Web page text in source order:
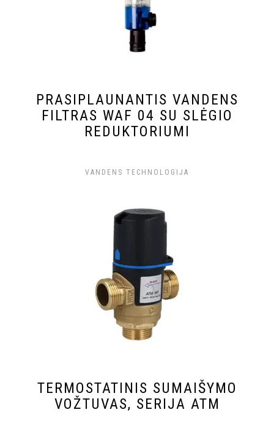
PRASIPLAUNANTIS VANDENS
FILTRAS WAF 04 SU SLĖGIO
REDUKTORIUMI
VANDENS TECHNOLOGIJA
TERMOSTATINIS SUMAIŠYMO
VOŽTUVAS, SERIJA ATM